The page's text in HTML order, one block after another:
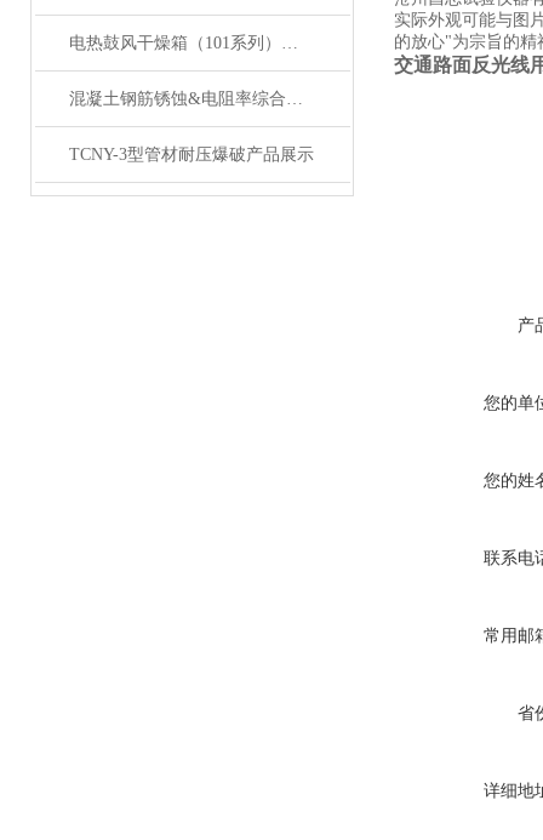
电热鼓风干燥箱（101系列）高温烘箱 烘干箱 展示
混凝土钢筋锈蚀&电阻率综合测定仪产品展示
TCNY-3型管材耐压爆破产品展示
实际外观可能与图
的放心"为宗旨的精
交通路面反光线
产
您的单
您的姓
联系电
常用邮
省
详细地